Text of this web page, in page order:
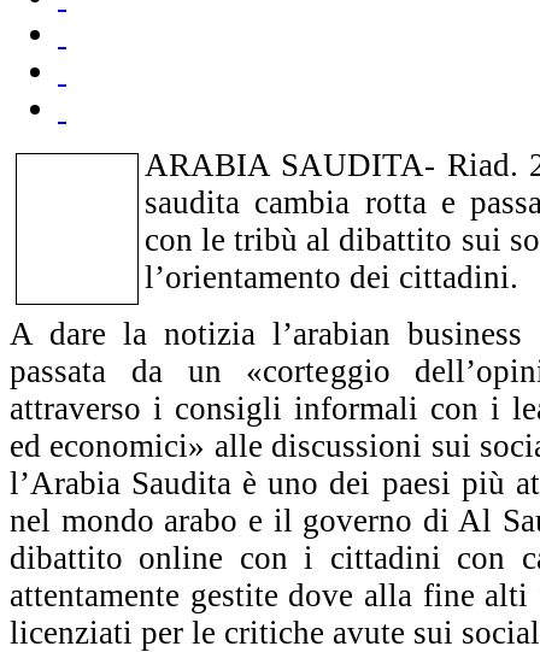
ARABIA SAUDITA- Riad.
saudita cambia rotta e
con le tribù al dibattito sui
l’orientamento dei cittadini.
A dare la notizia l’arabian
passata da un «corteggio
attraverso i consigli informali con i
ed economici» alle discussioni sui
l’Arabia Saudita è uno dei paesi più
nel mondo arabo e il governo di Al
dibattito online con i cittadini con
attentamente gestite dove alla fine
licenziati per le critiche avute sui